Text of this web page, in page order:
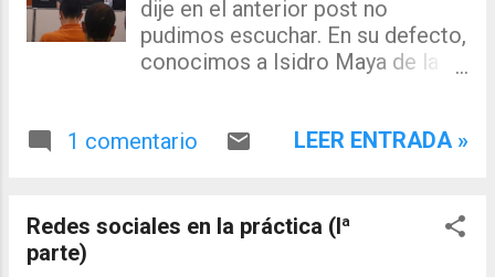
dije en el anterior post no
pudimos escuchar. En su defecto,
conocimos a Isidro Maya de la
desde el punto de vista científico,
enfocaría las redes sociales
desde el punto de vista de la
1 comentario LEER ENTRADA »
Redes sociales en la práctica (Iª
parte)